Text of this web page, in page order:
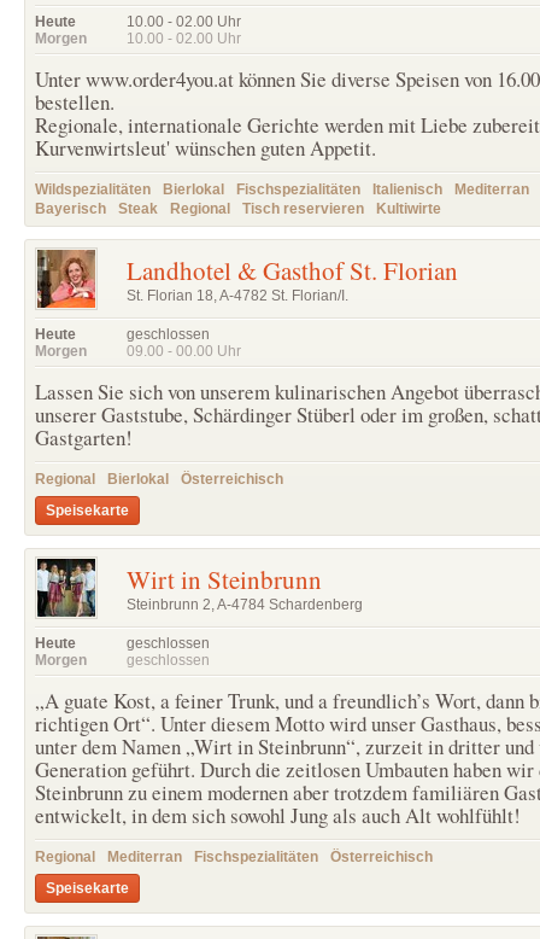
Heute
Morgen
10.00 - 02.00 Uhr
10.00 - 02.00 Uhr
Unter www.order4you.at können Sie diverse Speisen von
bestellen.
Regionale, internationale Gerichte werden mit Liebe
Kurvenwirtsleut' wünschen guten Appetit.
Wildspezialitäten Bierlokal Fischspezialitäten Italienisch
Mediterran
Bayerisch
Steak Regional Tisch reservieren Kultiwirte
Landhotel & Gasthof St. Florian
St. Florian 18, A-4782 St. Florian/I.
Heute
Morgen
geschlossen
09.00 - 00.00 Uhr
Lassen Sie sich von unserem kulinarischen Angebot
unserer Gaststube, Schärdinger Stüberl oder im großen,
Gastgarten!
Regional Bierlokal
Österreichisch
Speisekarte
Wirt in Steinbrunn
Steinbrunn 2, A-4784 Schardenberg
Heute
Morgen
geschlossen
geschlossen
„A guate Kost, a feiner Trunk, und a freundlich’s Wort, dann
richtigen Ort“. Unter diesem Motto wird unser Gasthaus,
unter dem Namen „Wirt in Steinbrunn“, zurzeit in dritter
Generation geführt. Durch die zeitlosen Umbauten haben
Steinbrunn zu einem modernen aber trotzdem familiären
entwickelt, in dem sich sowohl Jung als auch Alt wohlfühlt!
Regional Mediterran Fischspezialitäten
Österreichisch
Speisekarte